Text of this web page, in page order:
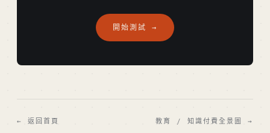
開始測試 →
← 返回首頁 教育 / 知識付費全景圖 →